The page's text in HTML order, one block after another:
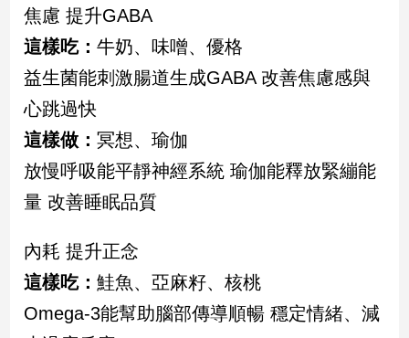
遊/
美
食
星
命
理
消
費
健
親
感
情
藝
焦慮 提升GABA
這樣吃：牛奶、味噌、優格
益生菌能刺激腸道生成GABA 改善焦慮感與
心跳過快
這樣做：冥想、瑜伽
放慢呼吸能平靜神經系統 瑜伽能釋放緊繃能
量 改善睡眠品質
內耗 提升正念
這樣吃：鮭魚、亞麻籽、核桃
Omega-3能幫助腦部傳導順暢 穩定情緒、減